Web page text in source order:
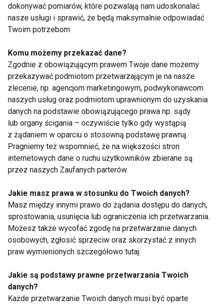
Owoce
Jabłka znów
najchętniej
wybieranym owocem
w Polsce
Co lepsze: jagody czy
borówki
amerykańskie?
Bezmleczne waniliowe
gofry z owocami
Słodki grill, czyli
wrzuć owoc na ruszt!
dokonywać pomiarów, które pozwalają nam udoskonalać
nasze usługi i sprawić, że będą maksymalnie odpowiadać
Twoim potrzebom
Komu możemy przekazać dane?
Zgodnie z obowiązującym prawem Twoje dane możemy
przekazywać podmiotom przetwarzającym je na nasze
zlecenie, np. agencjom marketingowym, podwykonawcom
naszych usług oraz podmiotom uprawnionym do uzyskania
danych na podstawie obowiązującego prawa np. sądy
lub organy ścigania – oczywiście tylko gdy wystąpią
z żądaniem w oparciu o stosowną podstawę prawną.
Pragniemy też wspomnieć, że na większości stron
internetowych dane o ruchu użytkowników zbierane są
przez naszych Zaufanych parterów.
Jakie masz prawa w stosunku do Twoich danych?
Masz między innymi prawo do żądania dostępu do danych,
sprostowania, usunięcia lub ograniczenia ich przetwarzania.
Możesz także wycofać zgodę na przetwarzanie danych
osobowych, zgłosić sprzeciw oraz skorzystać z innych
praw wymienionych szczegółowo tutaj.
Jakie są podstawy prawne przetwarzania Twoich
danych?
Każde przetwarzanie Twoich danych musi być oparte